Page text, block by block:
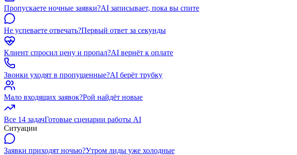
Пропускаете ночные заявки?AI записывает, пока вы спите
Не успеваете отвечать?Первый ответ за секунды
Клиент спросил цену и пропал?AI вернёт к оплате
Звонки уходят в пропущенные?AI берёт трубку
Мало входящих заявок?Рой найдёт новые
Все 14 задачГотовые сценарии работы AI
Ситуации
Заявки приходят ночью?Утром лиды уже холодные